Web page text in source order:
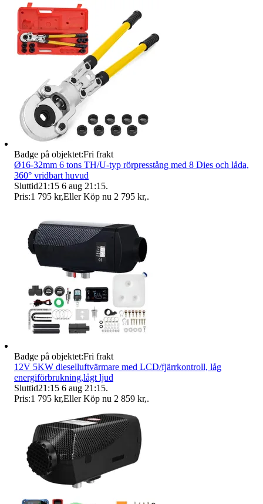
Badge på objektet:Fri frakt
Ø16-32mm 6 tons TH/U-typ rörpresstång med 8 Dies och låda,
360° vridbart huvud
Sluttid21:15 6 aug 21:15.
Pris:1 795 kr,Eller Köp nu 2 795 kr,.
Badge på objektet:Fri frakt
12V 5KW dieselluftvärmare med LCD/fjärrkontroll, låg
energiförbrukning,lågt ljud
Sluttid21:15 6 aug 21:15.
Pris:1 795 kr,Eller Köp nu 2 859 kr,.